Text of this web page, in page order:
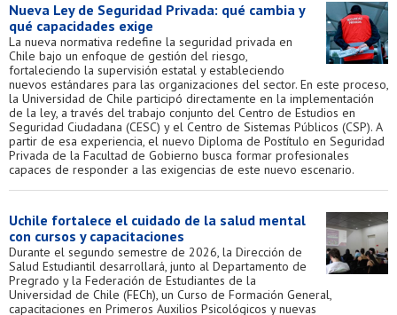
Nueva Ley de Seguridad Privada: qué cambia y
qué capacidades exige
La nueva normativa redefine la seguridad privada en
Chile bajo un enfoque de gestión del riesgo,
fortaleciendo la supervisión estatal y estableciendo
nuevos estándares para las organizaciones del sector. En este proceso,
la Universidad de Chile participó directamente en la implementación
de la ley, a través del trabajo conjunto del Centro de Estudios en
Seguridad Ciudadana (CESC) y el Centro de Sistemas Públicos (CSP). A
partir de esa experiencia, el nuevo Diploma de Postítulo en Seguridad
Privada de la Facultad de Gobierno busca formar profesionales
capaces de responder a las exigencias de este nuevo escenario.
Uchile fortalece el cuidado de la salud mental
con cursos y capacitaciones
Durante el segundo semestre de 2026, la Dirección de
Salud Estudiantil desarrollará, junto al Departamento de
Pregrado y la Federación de Estudiantes de la
Universidad de Chile (FECh), un Curso de Formación General,
capacitaciones en Primeros Auxilios Psicológicos y nuevas